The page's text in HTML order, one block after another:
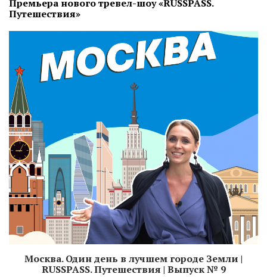
Премьера нового тревел-шоу «RUSSPASS.
Путешествия»
Москва. Один день в лучшем городе Земли ​|
RUSSPASS. Путешествия | Выпуск № 9